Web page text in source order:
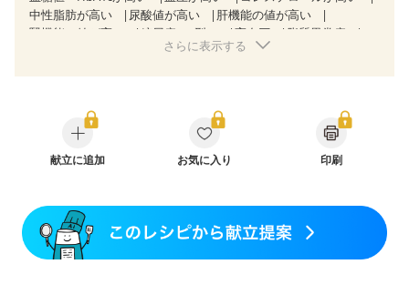
中性脂肪が高い
尿酸値が高い
肝機能の値が高い
腎機能の値が高い
糖尿病（2型） 高血圧
脂質異常症
狭心症 心筋梗塞
糖尿病性腎症（第１期）
糖尿病性腎症（第２期）
糖尿病性腎症（第３期）
CKD（ステージ１）
CKD（ステージ２）
CKD（ステージ３a）
乳がん治療を終えた方・経過観察中の方など
妊婦健診・体重増加が気になる（初期）
妊婦健診・血圧が気になる（初期）
さらに表示する
献立に追加 お気に入り 印刷